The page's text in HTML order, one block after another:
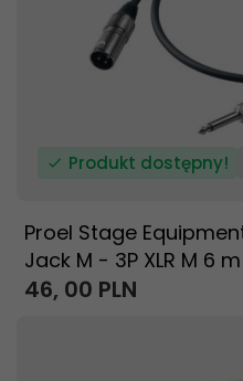
Produkt dostępny!
Proel Stage
Jack M - 3P XLR M 6 m
46, 00 PLN